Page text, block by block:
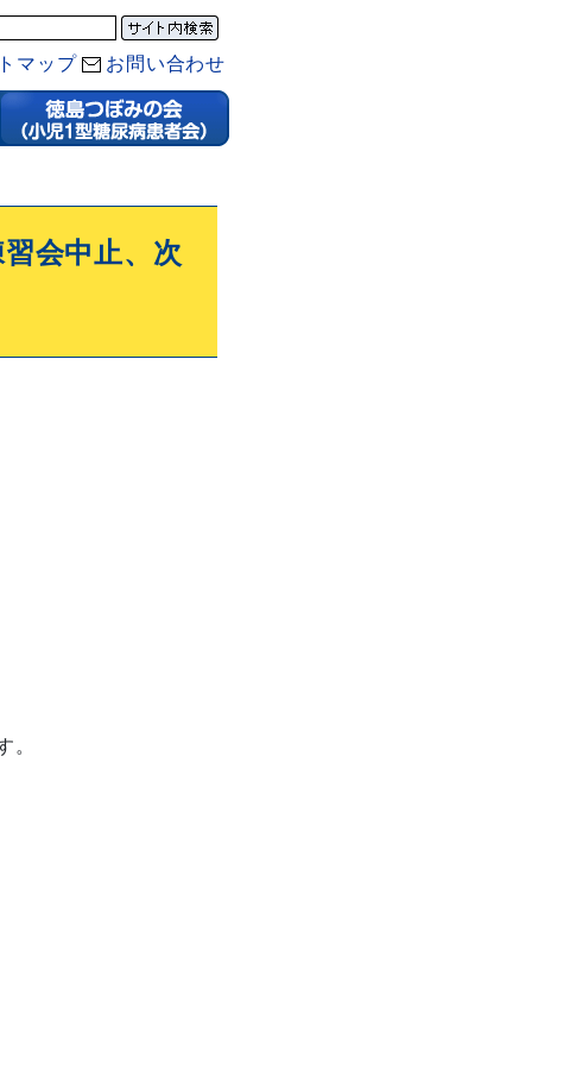
マップ お問い合わせ
会中止、次
。